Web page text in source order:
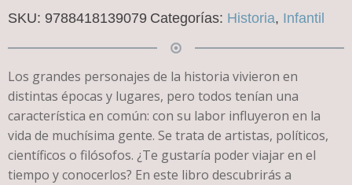
SKU: 9788418139079 Categorías: Historia, Infantil
Los grandes personajes de la historia vivieron en
distintas épocas y lugares, pero todos tenían una
característica en común: con su labor influyeron en la
vida de muchísima gente. Se trata de artistas, políticos,
científicos o filósofos. ¿Te gustaría poder viajar en el
tiempo y conocerlos? En este libro descubrirás a